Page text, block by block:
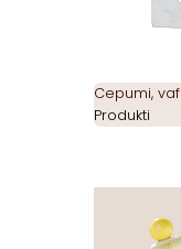
Cepumi,
Produkti